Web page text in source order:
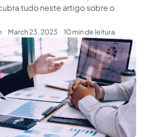
tudo neste artigo sobre o
・ March 23, 2023 ・ 10 min de leitura